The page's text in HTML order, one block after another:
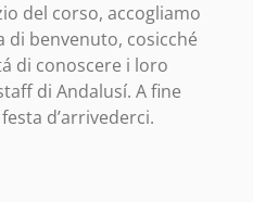
del corso, accogliamo
di benvenuto, cosicché
di conoscere i loro
di Andalusí. A fine
d’arrivederci.